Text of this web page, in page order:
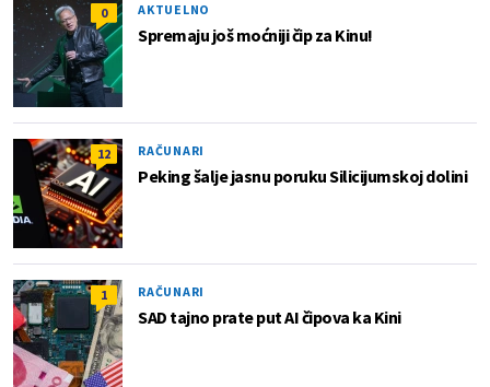
0 AKTUELNO
Spremaju još moćniji čip za Kinu!
12 RAČUNARI
Peking šalje jasnu poruku Silicijumskoj dolini
1 RAČUNARI
SAD tajno prate put AI čipova ka Kini